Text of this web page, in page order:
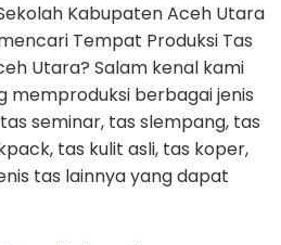
Kabupaten Aceh Utara
Tempat Produksi Tas
Utara? Salam kenal kami
memproduksi berbagai jenis
seminar, tas slempang, tas
tas kulit asli, tas koper,
tas lainnya yang dapat